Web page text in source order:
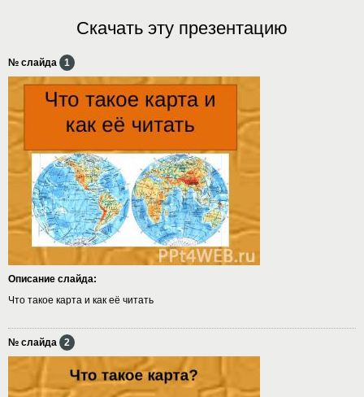
Скачать эту презентацию
№ слайда 1
Описание слайда:
Что такое карта и как её читать
№ слайда 2